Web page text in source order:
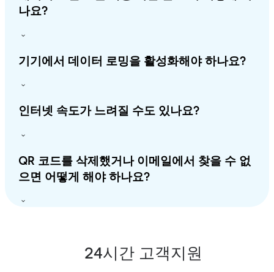
나요?
기기에서 데이터 로밍을 활성화해야 하나요?
인터넷 속도가 느려질 수도 있나요?
QR 코드를 삭제했거나 이메일에서 찾을 수 없
으면 어떻게 해야 하나요?
24시간 고객지원